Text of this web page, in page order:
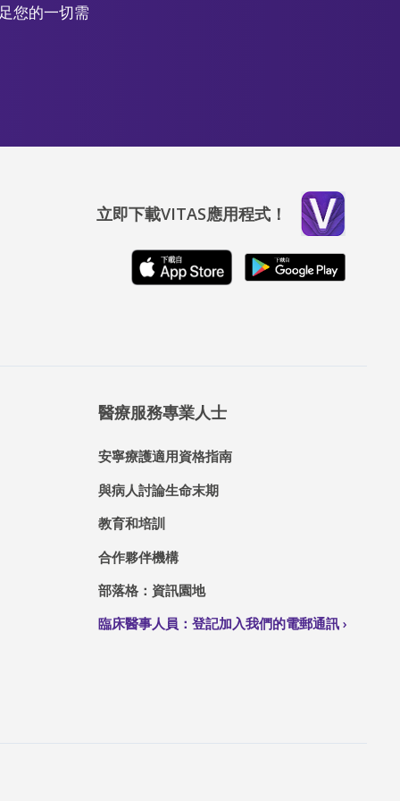
您的一切需
立即下載VITAS應用程式！
醫療服務專業人士
安寧療護適用資格指南
與病人討論生命末期
教育和培訓
合作夥伴機構
部落格：資訊園地
臨床醫事人員：登記加入我們的電郵通訊